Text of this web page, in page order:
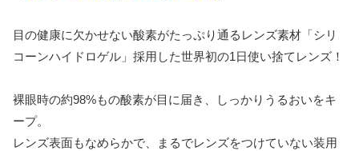
目の健康に欠かせない酸素がたっぷり通るレンズ素材「シリ
コーンハイドロゲル」採用した世界初の1日使い捨てレンズ！
裸眼時の約98%もの酸素が目に届き、しっかりうるおいをキ
ープ。
レンズ表面もなめらかで、まるでレンズをつけていない装用